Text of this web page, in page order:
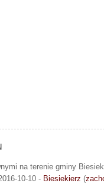
na terenie gminy
10-10 - Biesiekierz (